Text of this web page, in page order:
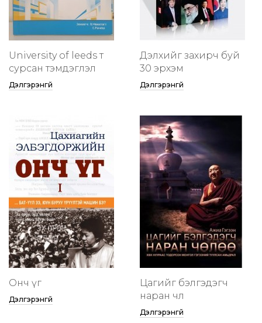
University of leeds т
сурсан тэмдэглэл
Дэлгэрэнгүй
Дэлхийг захирч буй
30 эрхэм
Дэлгэрэнгүй
Онч үг
Дэлгэрэнгүй
Цагийг бэлгэдэгч
наран чөлөө
Дэлгэрэнгүй